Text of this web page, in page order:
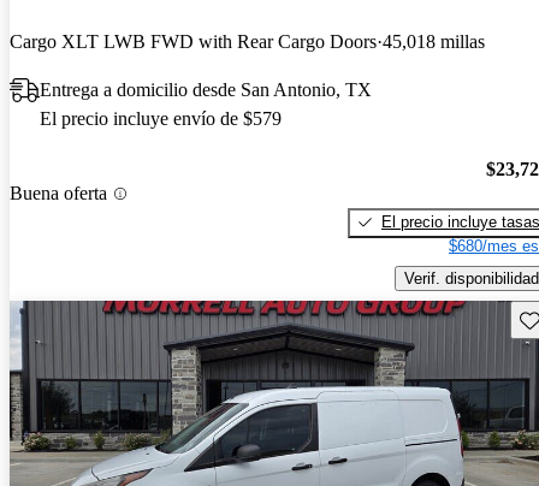
Cargo XLT LWB FWD with Rear Cargo Doors 45,018 millas
Entrega a domicilio desde San Antonio, TX
El precio incluye envío de $579
Buena oferta
El precio incluye tasas
$680/mes
Verif. disponibilidad